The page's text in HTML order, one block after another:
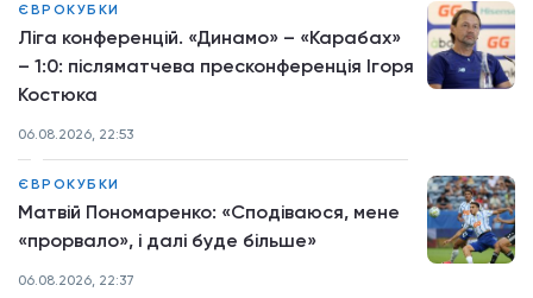
ЄВРОКУБКИ
Ліга конференцій. «Динамо» – «Карабах»
– 1:0: післяматчева пресконференція Ігоря
Костюка
06.08.2026, 22:53
ЄВРОКУБКИ
Матвій Пономаренко: «Сподіваюся, мене
«прорвало», і далі буде більше»
06.08.2026, 22:37